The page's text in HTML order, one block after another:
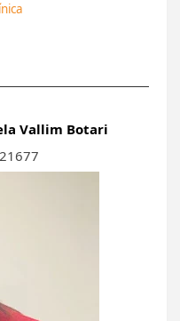
Vallim Botari